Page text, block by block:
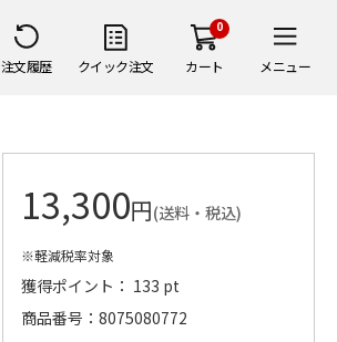
注文履歴 クイック注文
0
カート メニュー
13,300円(送料・税込)
※軽減税率対象
獲得ポイント： 133 pt
商品番号
8075080772